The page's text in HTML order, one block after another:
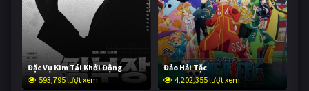
Đặc Vụ Kim Tái Khởi Động
593,795 lượt xem
Đảo Hải Tặc
4,202,355 lượt xem